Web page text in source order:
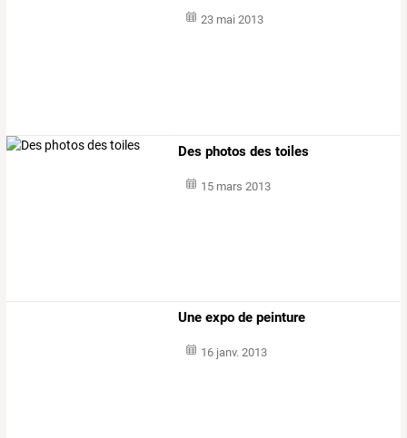
23 mai 2013
Des photos des toiles
15 mars 2013
Une expo de peinture
16 janv. 2013